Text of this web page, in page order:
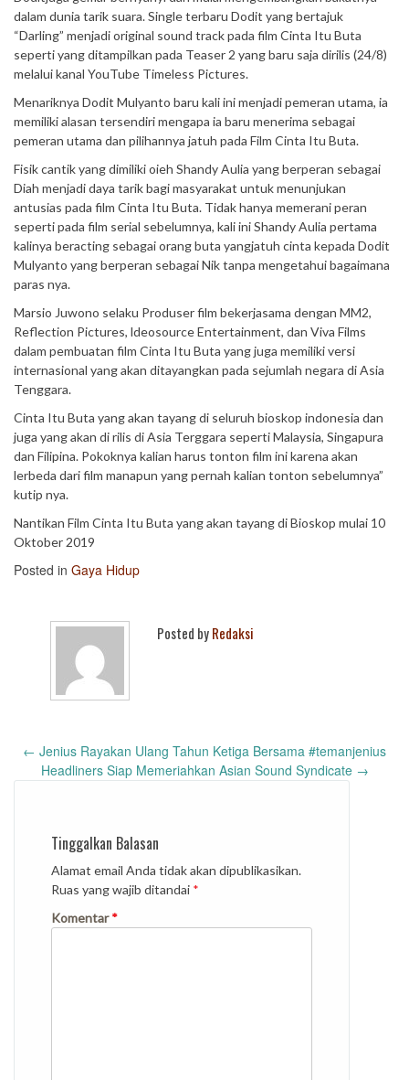
dalam dunia tarik suara. Single terbaru Dodit yang bertajuk
“Darling” menjadi original sound track pada film Cinta Itu Buta
seperti yang ditampilkan pada Teaser 2 yang baru saja dirilis (24/8)
melalui kanal YouTube Timeless Pictures.
Menariknya Dodit Mulyanto baru kali ini menjadi pemeran utama, ia
memiliki alasan tersendiri mengapa ia baru menerima sebagai
pemeran utama dan pilihannya jatuh pada Film Cinta Itu Buta.
Fisik cantik yang dimiliki oieh Shandy Aulia yang berperan sebagai
Diah menjadi daya tarik bagi masyarakat untuk menunjukan
antusias pada film Cinta Itu Buta. Tidak hanya memerani peran
seperti pada film serial sebelumnya, kali ini Shandy Aulia pertama
kalinya beracting sebagai orang buta yangjatuh cinta kepada Dodit
Mulyanto yang berperan sebagai Nik tanpa mengetahui bagaimana
paras nya.
Marsio Juwono selaku Produser film bekerjasama dengan MM2,
Reflection Pictures, ldeosource Entertainment, dan Viva Films
dalam pembuatan film Cinta Itu Buta yang juga memiliki versi
internasional yang akan ditayangkan pada sejumlah negara di Asia
Tenggara.
Cinta Itu Buta yang akan tayang di seluruh bioskop indonesia dan
juga yang akan di rilis di Asia Terggara seperti Malaysia, Singapura
dan Filipina. Pokoknya kalian harus tonton film ini karena akan
lerbeda dari film manapun yang pernah kalian tonton sebelumnya”
kutip nya.
Nantikan Film Cinta Itu Buta yang akan tayang di Bioskop mulai 10
Oktober 2019
Posted in Gaya Hidup
Posted byRedaksi
Post
navigation
← Jenius Rayakan Ulang Tahun Ketiga Bersama #temanjenius
Headliners Siap Memeriahkan Asian Sound Syndicate →
Tinggalkan Balasan
Alamat email Anda tidak akan dipublikasikan.
Ruas yang wajib ditandai *
Komentar*